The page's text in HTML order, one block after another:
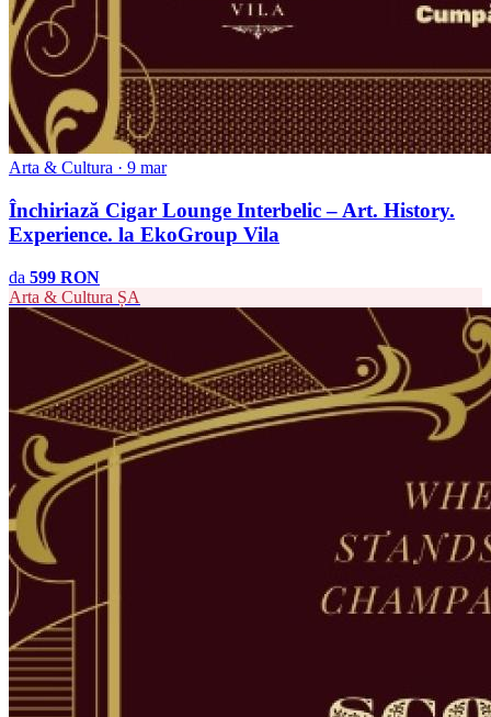
Arta & Cultura · 9 mar
Închiriază Cigar Lounge Interbelic – Art. History.
Experience. la EkoGroup Vila
da 599 RON
Arta & Cultura ȘA